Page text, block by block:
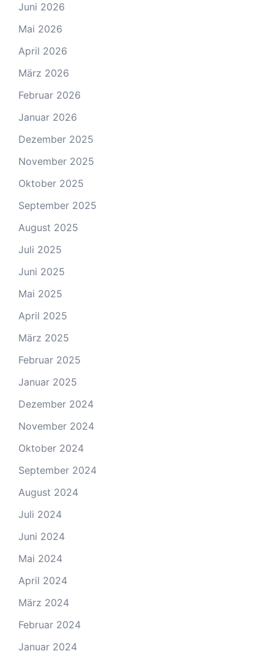
Juni 2026
Mai 2026
April 2026
März 2026
Februar 2026
Januar 2026
Dezember 2025
November 2025
Oktober 2025
September 2025
August 2025
Juli 2025
Juni 2025
Mai 2025
April 2025
März 2025
Februar 2025
Januar 2025
Dezember 2024
November 2024
Oktober 2024
September 2024
August 2024
Juli 2024
Juni 2024
Mai 2024
April 2024
März 2024
Februar 2024
Januar 2024